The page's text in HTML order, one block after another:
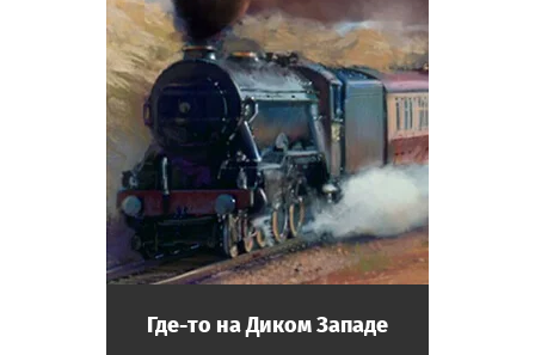
Где-то на Диком Западе